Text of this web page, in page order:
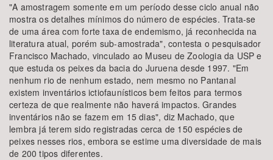
"A amostragem somente em um período desse ciclo anual não
mostra os detalhes mínimos do número de espécies. Trata-se
de uma área com forte taxa de endemismo, já reconhecida na
literatura atual, porém sub-amostrada", contesta o pesquisador
Francisco Machado, vinculado ao Museu de Zoologia da USP e
que estuda os peixes da bacia do Juruena desde 1997. "Em
nenhum rio de nenhum estado, nem mesmo no Pantanal
existem inventários ictiofaunísticos bem feitos para termos
certeza de que realmente não haverá impactos. Grandes
inventários não se fazem em 15 dias", diz Machado, que
lembra já terem sido registradas cerca de 150 espécies de
peixes nesses rios, embora se estime uma diversidade de mais
de 200 tipos diferentes.